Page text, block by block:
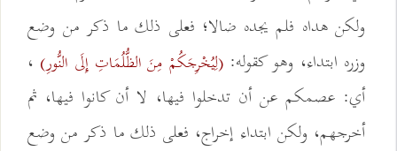
ولكن هداه فلم يجده ضالا؛ فعلى ذلك ما ذكر من وضع
وزره ابتداء، وهو كقوله:(لِيُخْرِجَكُمْ مِنَ الظُّلُمَاتِ إِلَى النُّورِ) ،
أي: عصمكم عن أن تدخلوا فيها، لا أن كانوا فيها، ثم
أخرجهم، ولكن ابتداء إخراج، فعلى ذلك ما ذكر من وضع